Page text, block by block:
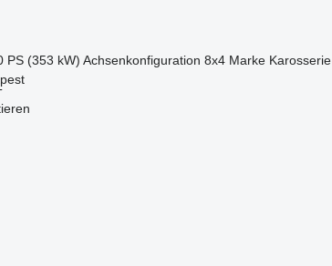
PS (353 kW) Achsenkonfiguration 8x4 Marke Karosserie